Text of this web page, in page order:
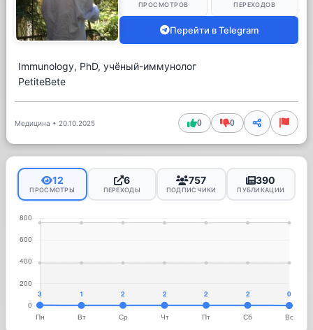
ПРОСМОТРОВ ПЕРЕХОДОВ
Перейти в Telegram
Immunology, PhD, учёный-иммунолог
PetiteBete
Медицина • 20.10.2025 0 0
12
ПРОСМОТРЫ
6
ПЕРЕХОДЫ
757
ПОДПИСЧИКИ
390
ПУБЛИКАЦИИ